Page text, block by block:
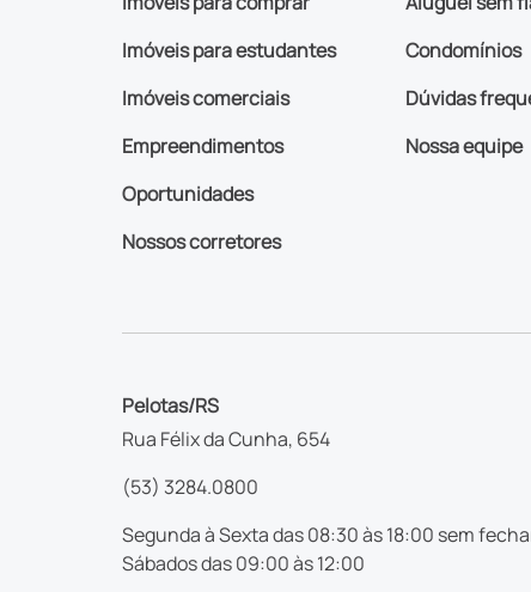
Imóveis para estudantes
Imóveis comerciais
Empreendimentos
Oportunidades
Nossos corretores
Condomínios
Dúvidas
Nossa equipe
Pelotas/RS
Rua Félix da Cunha, 654
(53) 3284.0800
Segunda à Sexta das 08:30 às 18:00 sem
Sábados das 09:00 às 12:00